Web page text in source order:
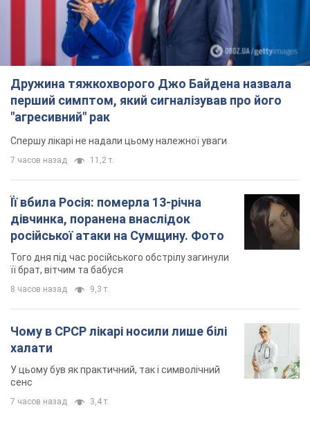
Дружина тяжкохворого Джо Байдена назвала
перший симптом, який сигналізував про його
"агресивний" рак
Спершу лікарі не надали цьому належної уваги
7 часов назад 11,2 т.
Її вбила Росія: померла 13-річна
дівчинка, поранена внаслідок
російської атаки на Сумщину. Фото
Того дня під час російського обстрілу загинули
її брат, вітчим та бабуся
8 часов назад 9,3 т.
Чому в СРСР лікарі носили лише білі
халати
У цьому був як практичний, так і символічний
сенс
7 часов назад 3,4 т.